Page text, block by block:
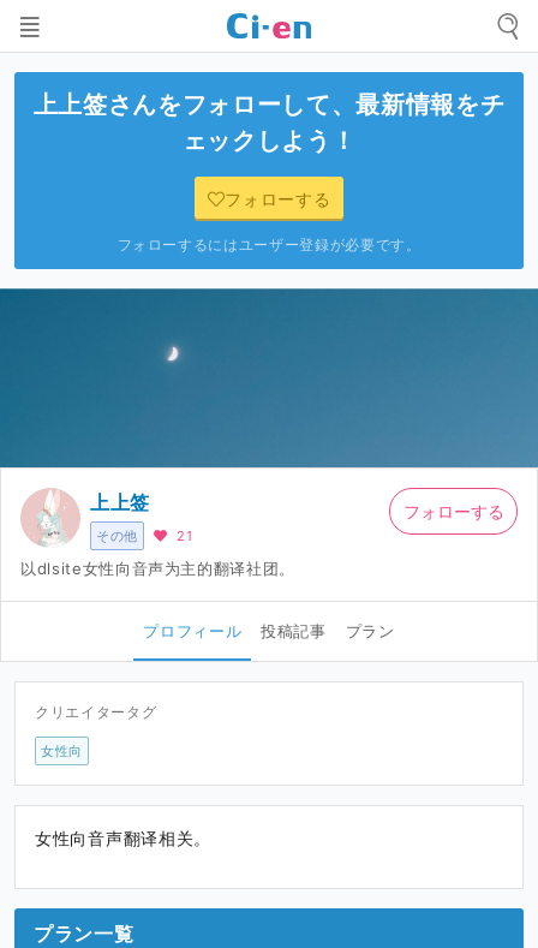
上上签さんをフォローして、最新情報をチ
ェックしよう！
フォローする
フォローするにはユーザー登録が必要です。
その他
上上签
21
以dlsite女性向音声为主的翻译社团。
フォローする
プロフィール 投稿記事 プラン
クリエイタータグ
女性向
女性向音声翻译相关。
プラン一覧